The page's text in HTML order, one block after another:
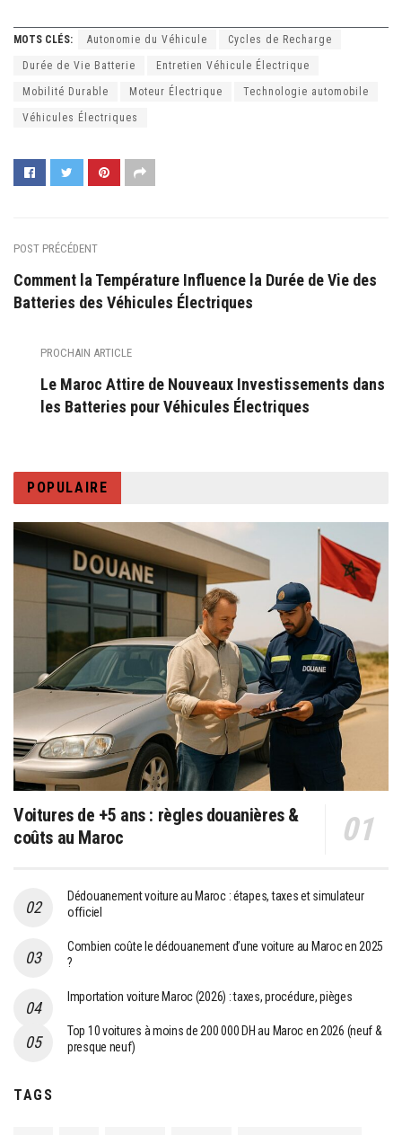
MOTS CLÉS: Autonomie du Véhicule Cycles de Recharge
Durée de Vie Batterie Entretien Véhicule Électrique
Mobilité Durable Moteur Électrique Technologie automobile
Véhicules Électriques
POST PRÉCÉDENT
Comment la Température Influence la Durée de Vie des
Batteries des Véhicules Électriques
PROCHAIN ARTICLE
Le Maroc Attire de Nouveaux Investissements dans
les Batteries pour Véhicules Électriques
POPULAIRE
Voitures de +5 ans : règles douanières &
coûts au Maroc
Dédouanement voiture au Maroc : étapes, taxes et simulateur
officiel
Combien coûte le dédouanement d’une voiture au Maroc en 2025
?
Importation voiture Maroc (2026) : taxes, procédure, pièges
Top 10 voitures à moins de 200 000 DH au Maroc en 2026 (neuf &
presque neuf)
TAGS